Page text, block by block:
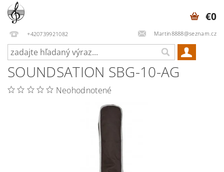
+420739921082 Martin8888@seznam.cz
€0
SOUNDSATION SBG-10-AG
Neohodnotené